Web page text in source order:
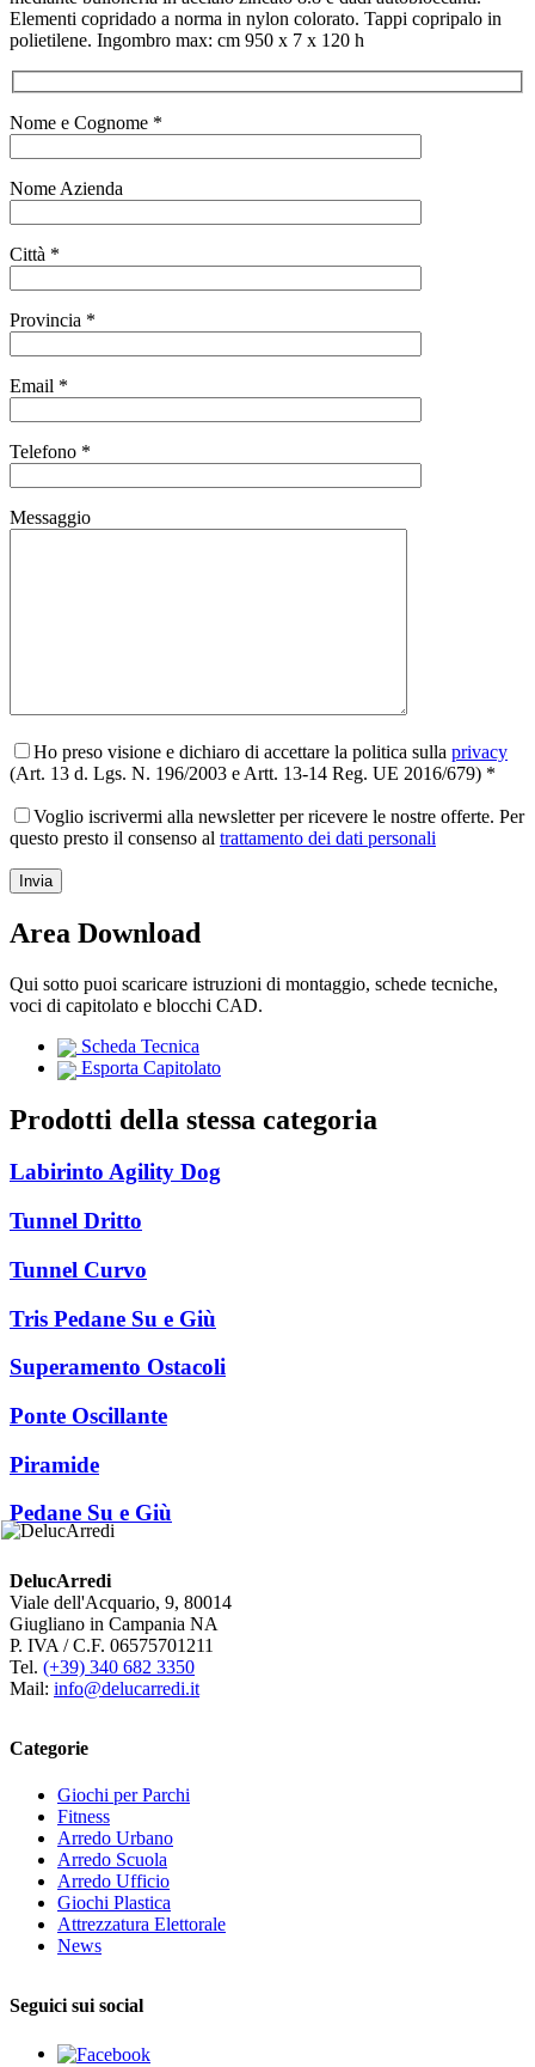
Elementi copridado a norma in nylon colorato. Tappi copripalo in
polietilene. Ingombro max: cm 950 x 7 x 120 h
Nome e Cognome *
Nome Azienda
Città *
Provincia *
Email *
Telefono *
Messaggio
Ho preso visione e dichiaro di accettare la politica sulla privacy
(Art. 13 d. Lgs. N. 196/2003 e Artt. 13-14 Reg. UE 2016/679) *
Voglio iscrivermi alla newsletter per ricevere le nostre offerte. Per
questo presto il consenso al trattamento dei dati personali
Area Download
Qui sotto puoi scaricare istruzioni di montaggio, schede tecniche,
voci di capitolato e blocchi CAD.
Scheda Tecnica
Esporta Capitolato
Prodotti della stessa categoria
Labirinto Agility Dog
Tunnel Dritto
Tunnel Curvo
Tris Pedane Su e Giù
Superamento Ostacoli
Ponte Oscillante
Piramide
Pedane Su e Giù
DelucArredi
Viale dell'Acquario, 9, 80014
Giugliano in Campania NA
P. IVA / C.F. 06575701211
Tel. (+39) 340 682 3350
Mail: info@delucarredi.it
Categorie
Giochi per Parchi
Fitness
Arredo Urbano
Arredo Scuola
Arredo Ufficio
Giochi Plastica
Attrezzatura Elettorale
News
Seguici sui social